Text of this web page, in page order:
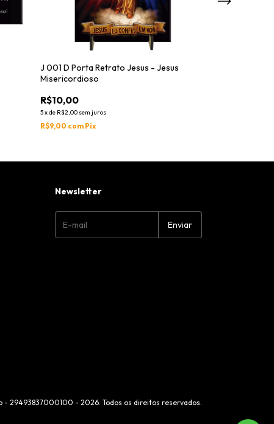
J 001 D Porta Retrato Jesus - Jesus
Misericordioso
R$10,00
5xde R$2,00 sem juros
R$9,00 com Pix
Newsletter
- 29493837000100 - 2026. Todos os direitos reservados.